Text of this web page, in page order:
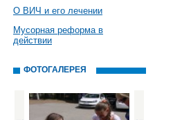
О ВИЧ и его лечении
Мусорная реформа в
действии
ФОТОГАЛЕРЕЯ